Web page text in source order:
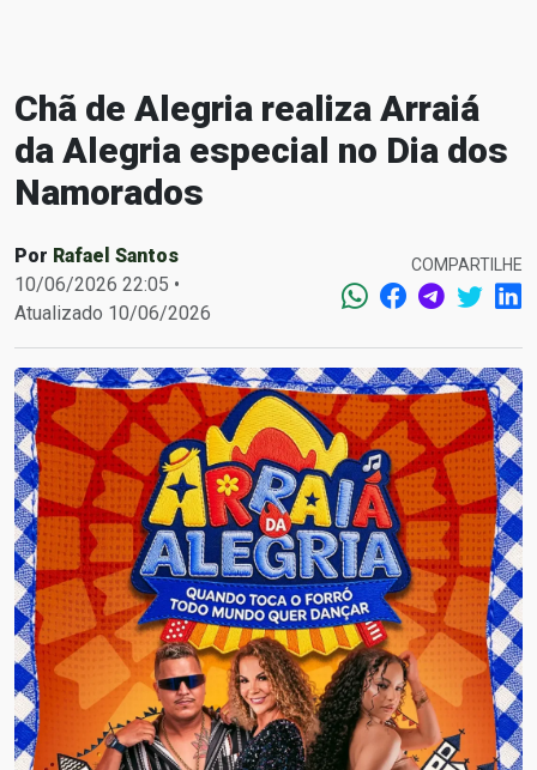
Chã de Alegria realiza Arraiá
da Alegria especial no Dia dos
Namorados
Por Rafael Santos
10/06/2026 22:05 •
Atualizado 10/06/2026
COMPARTILHE